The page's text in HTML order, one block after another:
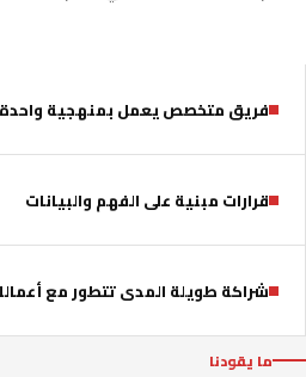
فريق متخصص يعمل بمنهجية واحدة
قرارات مبنية على الفهم والبيانات
شراكة طويلة المدى تتطور مع
ما يقودنا